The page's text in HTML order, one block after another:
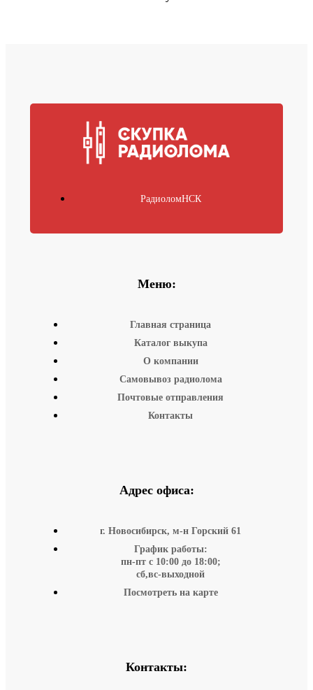
РадиоломНСК
Меню:
Главная страница
Каталог выкупа
О компании
Самовывоз радиолома
Почтовые отправления
Контакты
Адрес офиса:
г. Новосибирск, м-н Горский 61
График работы:
пн-пт с 10:00 до 18:00;
сб,вс-выходной
Посмотреть на карте
Контакты: